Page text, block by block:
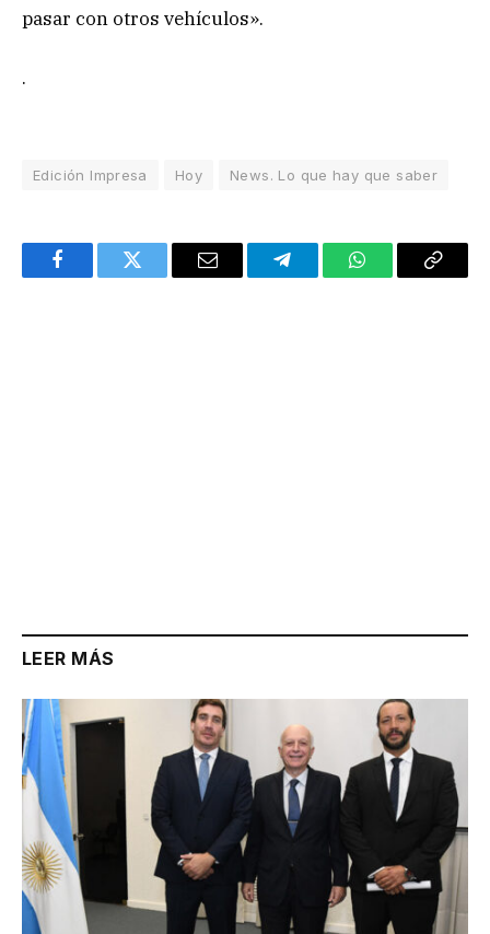
pasar con otros vehículos».
.
Edición Impresa Hoy News. Lo que hay que saber
FacebookTwitter Email TelegramWhatsAppCopy
LEER MÁS